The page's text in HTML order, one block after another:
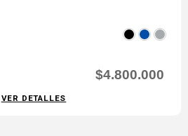
$4.800.000
VER DETALLES